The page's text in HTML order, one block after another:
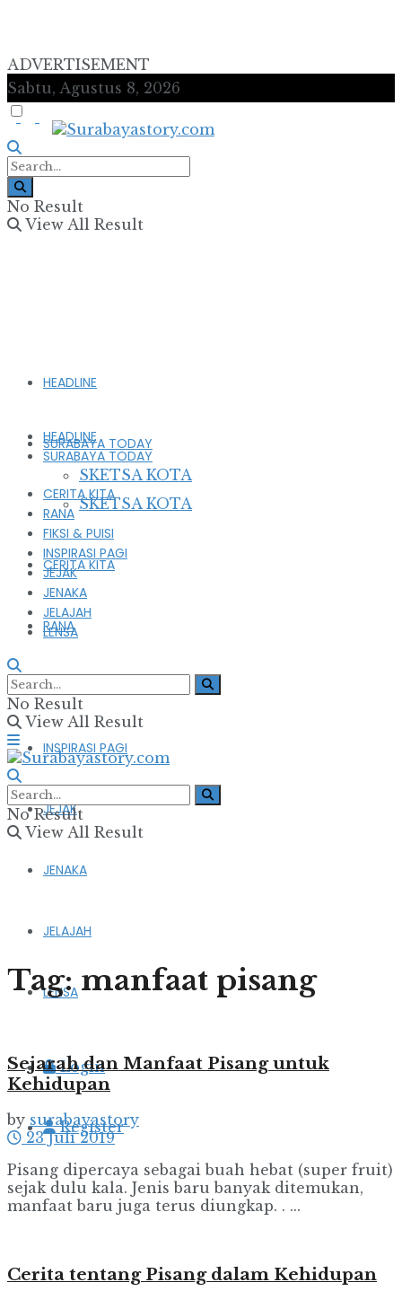
ADVERTISEMENT
Sabtu, Agustus 8, 2026
No Result
View All Result
HEADLINE
SURABAYA TODAY
SKETSA KOTA
CERITA KITA
RANA
FIKSI & PUISI
INSPIRASI PAGI
JEJAK
JENAKA
JELAJAH
LENSA
Login
Register
HEADLINE
SURABAYA TODAY
SKETSA KOTA
CERITA KITA
RANA
FIKSI & PUISI
INSPIRASI PAGI
JEJAK
JENAKA
JELAJAH
LENSA
No Result
View All Result
No Result
View All Result
Tag:manfaat pisang
Sejarah dan Manfaat Pisang untuk
Kehidupan
by surabayastory
23 Juli 2019
Pisang dipercaya sebagai buah hebat (super fruit)
sejak dulu kala. Jenis baru banyak ditemukan,
manfaat baru juga terus diungkap. . ...
Cerita tentang Pisang dalam Kehidupan